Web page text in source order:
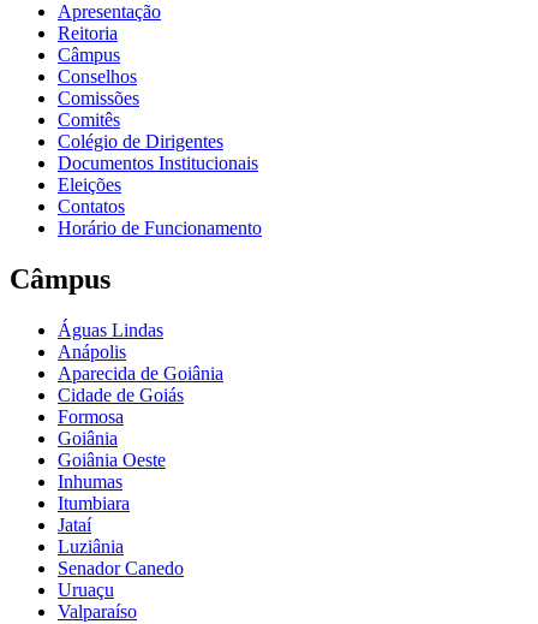
Apresentação
Reitoria
Câmpus
Conselhos
Comissões
Comitês
Colégio de Dirigentes
Documentos Institucionais
Eleições
Contatos
Horário de Funcionamento
Câmpus
Águas Lindas
Anápolis
Aparecida de Goiânia
Cidade de Goiás
Formosa
Goiânia
Goiânia Oeste
Inhumas
Itumbiara
Jataí
Luziânia
Senador Canedo
Uruaçu
Valparaíso